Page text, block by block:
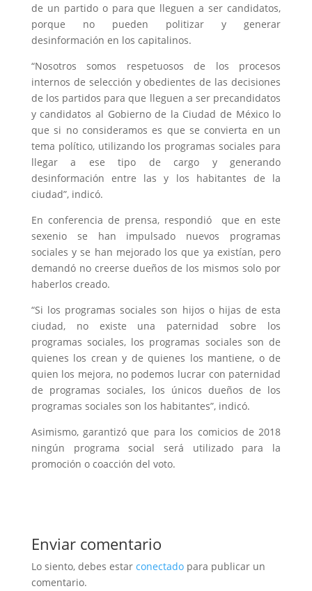
de un partido o para que lleguen a ser candidatos,
porque no pueden politizar y generar
desinformación en los capitalinos.
“Nosotros somos respetuosos de los procesos
internos de selección y obedientes de las decisiones
de los partidos para que lleguen a ser precandidatos
y candidatos al Gobierno de la Ciudad de México lo
que si no consideramos es que se convierta en un
tema político, utilizando los programas sociales para
llegar a ese tipo de cargo y generando
desinformación entre las y los habitantes de la
ciudad”, indicó.
En conferencia de prensa, respondió que en este
sexenio se han impulsado nuevos programas
sociales y se han mejorado los que ya existían, pero
demandó no creerse dueños de los mismos solo por
haberlos creado.
“Si los programas sociales son hijos o hijas de esta
ciudad, no existe una paternidad sobre los
programas sociales, los programas sociales son de
quienes los crean y de quienes los mantiene, o de
quien los mejora, no podemos lucrar con paternidad
de programas sociales, los únicos dueños de los
programas sociales son los habitantes”, indicó.
Asimismo, garantizó que para los comicios de 2018
ningún programa social será utilizado para la
promoción o coacción del voto.
Enviar comentario
Lo siento, debes estar conectadopara publicar un
comentario.